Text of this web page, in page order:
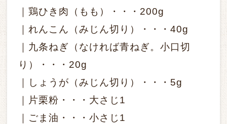
｜鶏ひき肉（もも）・・・200g
｜れんこん（みじん切り）・・・40g
｜九条ねぎ（なければ青ねぎ。小口切
り）・・・20g
｜しょうが（みじん切り）・・・5g
｜片栗粉・・・大さじ1
｜ごま油・・・小さじ1